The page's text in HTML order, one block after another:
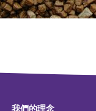
我們的理念